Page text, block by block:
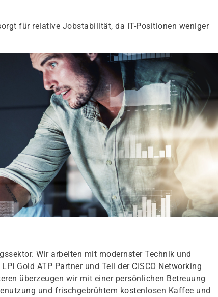
für relative Jobstabilität, da IT-Positionen weniger
Wir arbeiten mit modernster Technik und
Gold ATP Partner und Teil der CISCO Networking
überzeugen wir mit einer persönlichen Betreuung
und frischgebrühtem kostenlosen Kaffee und